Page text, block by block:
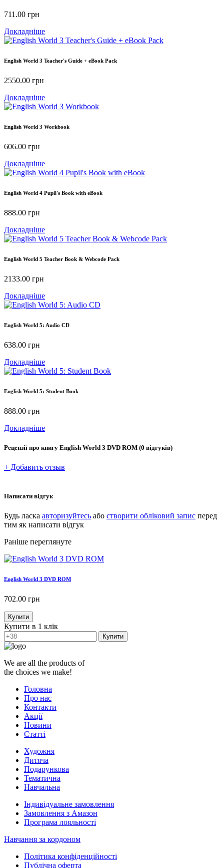
711.00 грн
Докладніше
English World 3 Teacher's Guide + eBook Pack
2550.00 грн
Докладніше
English World 3 Workbook
606.00 грн
Докладніше
English World 4 Pupil's Book with eBook
888.00 грн
Докладніше
English World 5 Teacher Book & Webcode Pack
2133.00 грн
Докладніше
English World 5: Audio CD
638.00 грн
Докладніше
English World 5: Student Book
888.00 грн
Докладніше
Рецензії про книгу English World 3 DVD ROM (0 відгуків)
+ Добавить отзыв
Написати відгук
Будь ласка авторизуйтесь або створити обліковий запис перед
тим як написати відгук
Раніше переглянуте
English World 3 DVD ROM
702.00 грн
Купити
Купити в 1 клік
Купити
We are all the products of
the choices we make!
Головна
Про нас
Контакти
Акції
Новини
Статті
Художня
Дитяча
Подарункова
Тематична
Навчальна
Індивідуальне замовлення
Замовлення з Амазон
Програма лояльності
Навчання за кордоном
Політика конфіденційності
Публічна оферта